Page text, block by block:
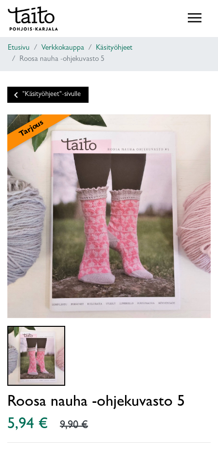
Etusivu Verkkokauppa
Käsityöhjeet
Roosa nauha -ohjekuvasto 5
keyboard_arrow_left "Käsityöhjeet"-sivulle
Tarjous
Roosa nauha -ohjekuvasto 5
5,94 €
9,90 €